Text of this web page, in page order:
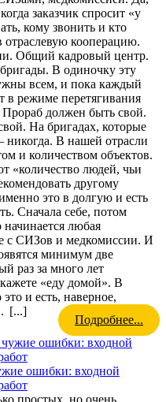
заказчик спросит «у
кому звонить и кто
отраслевую кооперацию.
Общий кадровый центр.
В одиночку эту
всем, и пока каждый
в режиме перетягивания
должен быть свой.
На бригадах, которые
В нашей отрасли
и количеством объектов.
«количество людей, чьи
другому
это в долгую и есть
Сначала себе, потом
начинается любая
с СИЗов и медкомиссии. И
минимум две
раз за много лет
«еду домой». В
и есть, наверное,
[...]
Подробнее...
ошибки: входной
простых, но очень